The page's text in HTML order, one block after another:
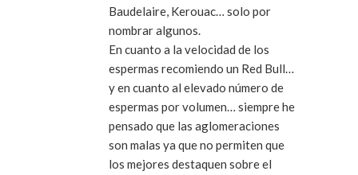
Baudelaire, Kerouac… solo por
nombrar algunos.
En cuanto a la velocidad de los
espermas recomiendo un Red Bull…
y en cuanto al elevado número de
espermas por volumen… siempre he
pensado que las aglomeraciones
son malas ya que no permiten que
los mejores destaquen sobre el